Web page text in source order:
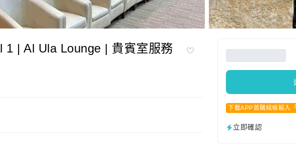
1 | Al Ula Lounge | 貴賓室服務
下載APP首購結帳輸入
立即確認